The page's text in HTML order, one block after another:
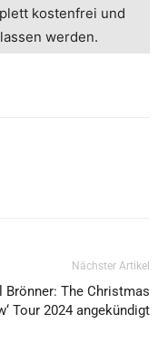
kostenfrei und
werden.
Nächster Artikel
Brönner: The Christmas
Tour 2024 angekündigt